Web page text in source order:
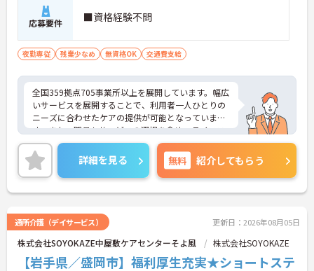
応募要件 ■資格経験不問
夜勤専従 残業少なめ 無資格OK 交通費支給
全国359拠点705事業所以上を展開しています。幅広
いサービスを展開することで、利用者一人ひとりの
ニーズに合わせたケアの提供が可能となっていま
す。また、職員もサービスの選択を含め、ライフス
タイルに合わせた働き方の選択肢が多くあります。
入社時研修はもちろん、サービス・職種ごとに研修
カリキュラムが整っており学び成長できる環境で
す。
ご興味のある方は面接対策ポイントなどお話致しま
詳細を見る 無料 紹介してもらう
通所介護（デイサービス） 更新日：2026年08月05日
株式会社SOYOKAZE中屋敷ケアセンターそよ風 株式会社SOYOKAZE
【岩手県／盛岡市】福利厚生充実★ショートステ